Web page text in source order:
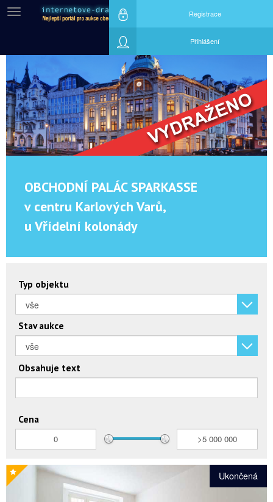
Menu Registrace
Přihlášení
OBCHODNÍ PALÁC SPARKASSE
v centru Karlových Varů,
u Vřídelní kolonády
Typ objektu
Stav aukce
Obsahuje text
Cena
Ukončená